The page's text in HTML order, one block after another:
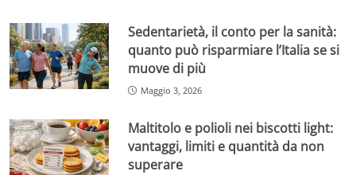
Sedentarietà, il conto per la sanità:
quanto può risparmiare l’Italia se si
muove di più
Maggio 3, 2026
Maltitolo e polioli nei biscotti light:
vantaggi, limiti e quantità da non
superare